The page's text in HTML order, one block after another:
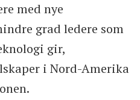
med nye
grad ledere som
gir,
i Nord-Amerika